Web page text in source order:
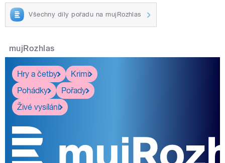
Všechny díly pořadu na mujRozhlas
mujRozhlas
Hry a četby
Krimi
Pohádky
Pořady
Živé vysílání